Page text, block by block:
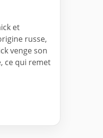
et
russe,
venge son
ce qui remet